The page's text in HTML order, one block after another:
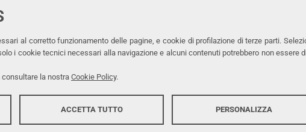
al corretto funzionamento delle pagine, e cookie di profilazione di terze parti.
i cookie tecnici necessari alla navigazione e alcuni contenuti potrebbero non
la nostra Cookie Policy.
ACCETTA TUTTO PERSONALIZZA